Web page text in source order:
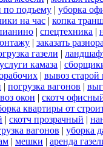
по подъему | уборка
на час | копка
| спецтехника |
| заказать
газели |
услуги камаза |
| вывоз старой
| погрузка вагонов |
окон | скотч
квартиры от
| скотч прозрачный |
вагонов | уборка
| мешки | аренда